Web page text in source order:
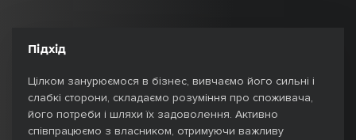
Підхід
Цілком занурюємося в бізнес, вивчаємо його сильні і
слабкі сторони, складаємо розуміння про споживача,
його потреби і шляхи їх задоволення. Активно
співпрацюємо з власником, отримуючи важливу